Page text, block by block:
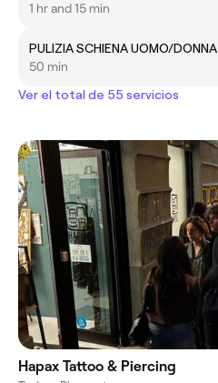
1 hr and 15 min
PULIZIA SCHIENA UOMO/DONNA
50 min
Ver el total de 55 servicios
Hapax Tattoo & Piercing